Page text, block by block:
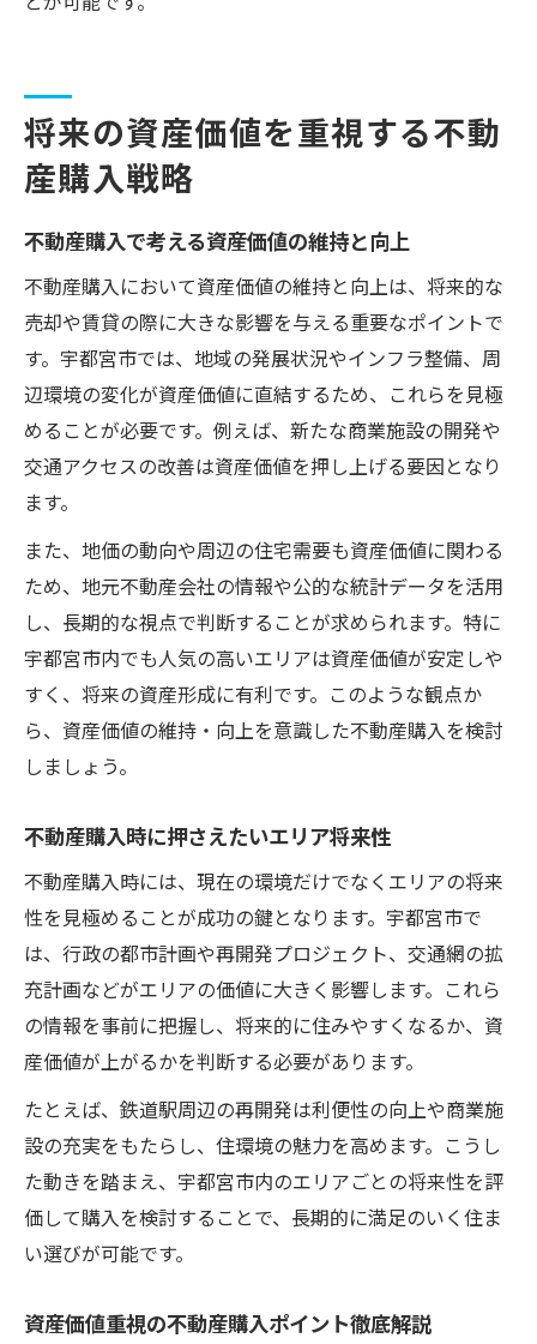
将来の資産価値を重視する不動
産購入戦略
不動産購入で考える資産価値の維持と向上
不動産購入において資産価値の維持と向上は、将来的な
売却や賃貸の際に大きな影響を与える重要なポイントで
す。宇都宮市では、地域の発展状況やインフラ整備、周
辺環境の変化が資産価値に直結するため、これらを見極
めることが必要です。例えば、新たな商業施設の開発や
交通アクセスの改善は資産価値を押し上げる要因となり
ます。
また、地価の動向や周辺の住宅需要も資産価値に関わる
ため、地元不動産会社の情報や公的な統計データを活用
し、長期的な視点で判断することが求められます。特に
宇都宮市内でも人気の高いエリアは資産価値が安定しや
すく、将来の資産形成に有利です。このような観点か
ら、資産価値の維持・向上を意識した不動産購入を検討
しましょう。
不動産購入時に押さえたいエリア将来性
不動産購入時には、現在の環境だけでなくエリアの将来
性を見極めることが成功の鍵となります。宇都宮市で
は、行政の都市計画や再開発プロジェクト、交通網の拡
充計画などがエリアの価値に大きく影響します。これら
の情報を事前に把握し、将来的に住みやすくなるか、資
産価値が上がるかを判断する必要があります。
たとえば、鉄道駅周辺の再開発は利便性の向上や商業施
設の充実をもたらし、住環境の魅力を高めます。こうし
た動きを踏まえ、宇都宮市内のエリアごとの将来性を評
価して購入を検討することで、長期的に満足のいく住ま
い選びが可能です。
資産価値重視の不動産購入ポイント徹底解説